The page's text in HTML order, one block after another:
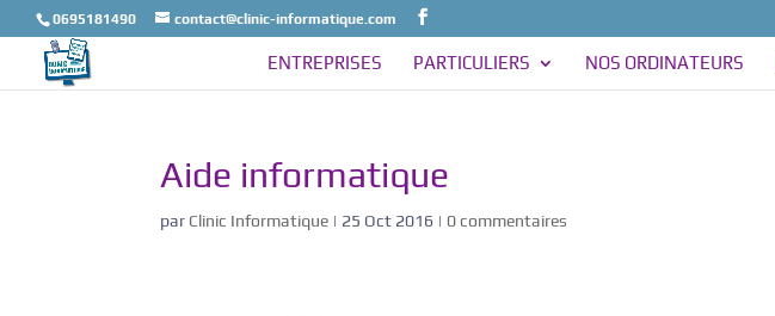
0695181490 contact@clinic-informatique.com
ENTREPRISES PARTICULIERS NOS ORDINATEURS
Aide informatique
par Clinic Informatique | 25 Oct 2016 | 0 commentaires